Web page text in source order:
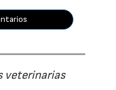
veterinarias